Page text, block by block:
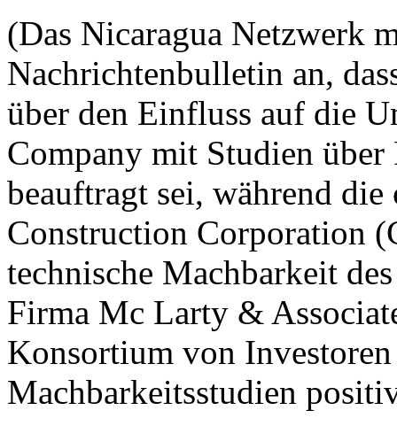
(Das Nicaragua Netzwerk
Nachrichtenbulletin an,
über den Einfluss auf die
Company mit Studien
beauftragt sei, während
Construction Corporation
technische Machbarkeit
Firma Mc Larty &
Konsortium von
Machbarkeitsstudien